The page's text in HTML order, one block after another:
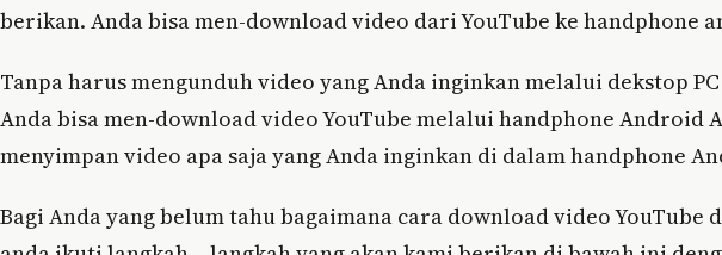
berikan. Anda bisa men-download video dari YouTube ke handphone
Tanpa harus mengunduh video yang Anda inginkan melalui dekstop
Anda bisa men-download video YouTube melalui handphone Android
menyimpan video apa saja yang Anda inginkan di dalam handphone
Bagi Anda yang belum tahu bagaimana cara download video